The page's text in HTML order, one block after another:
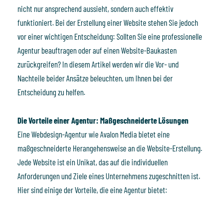
nicht nur ansprechend aussieht, sondern auch effektiv
funktioniert. Bei der Erstellung einer Website stehen Sie jedoch
vor einer wichtigen Entscheidung: Sollten Sie eine professionelle
Agentur beauftragen oder auf einen Website-Baukasten
zurückgreifen? In diesem Artikel werden wir die Vor- und
Nachteile beider Ansätze beleuchten, um Ihnen bei der
Entscheidung zu helfen.
Die Vorteile einer Agentur: Maßgeschneiderte Lösungen
Eine Webdesign-Agentur wie Avalon Media bietet eine
maßgeschneiderte Herangehensweise an die Website-Erstellung.
Jede Website ist ein Unikat, das auf die individuellen
Anforderungen und Ziele eines Unternehmens zugeschnitten ist.
Hier sind einige der Vorteile, die eine Agentur bietet: